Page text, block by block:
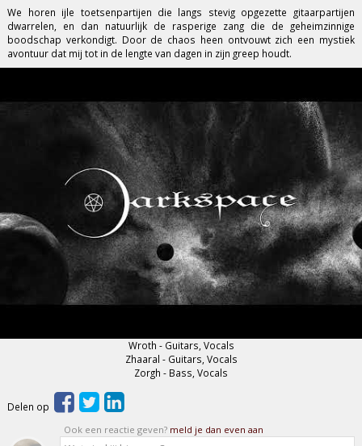
We horen ijle toetsenpartijen die langs stevig opgezette gitaarpartijen
dwarrelen, en dan natuurlijk de rasperige zang die de geheimzinnige
boodschap verkondigt. Door de chaos heen ontvouwt zich een mystiek
avontuur dat mij tot in de lengte van dagen in zijn greep houdt.
Wroth - Guitars, Vocals
Zhaaral - Guitars, Vocals
Zorgh - Bass, Vocals
Delen op
Ook een reactie geven? meld je dan even aan